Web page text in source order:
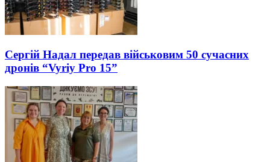
Сергій Надал передав військовим 50 сучасних
дронів “Vyriy Pro 15”